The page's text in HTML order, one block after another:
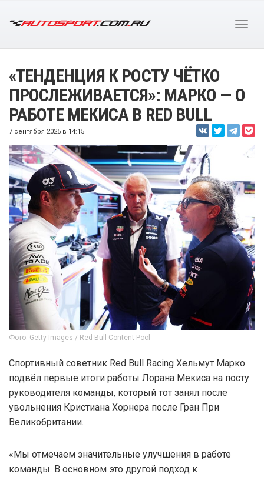
«ТЕНДЕНЦИЯ К РОСТУ ЧЁТКО
ПРОСЛЕЖИВАЕТСЯ»: МАРКО — О
РАБОТЕ МЕКИСА В RED BULL
7 сентября 2025 в 14:15
Фото: Getty Images / Red Bull Content Pool
Спортивный советник Red Bull Racing Хельмут Марко
подвёл первые итоги работы Лорана Мекиса на посту
руководителя команды, который тот занял после
увольнения Кристиана Хорнера после Гран При
Великобритании.
«Мы отмечаем значительные улучшения в работе
команды. В основном это другой подход к